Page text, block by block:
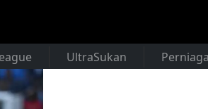
UltraSukan